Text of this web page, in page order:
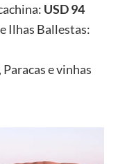
USD 94
Ilhas Ballestas:
e vinhas